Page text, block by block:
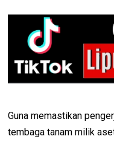
Guna memastikan
tembaga tanam milik